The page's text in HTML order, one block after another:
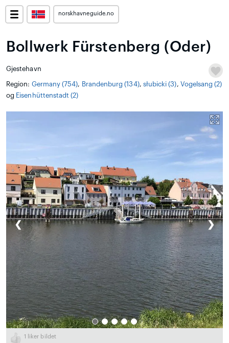
norskhavneguide.no
Bollwerk Fürstenberg (Oder)
Gjestehavn
Region: Germany (754), Brandenburg (134), słubicki (3), Vogelsang (2)
og Eisenhüttenstadt (2)
❮ ❯
1 liker bildet